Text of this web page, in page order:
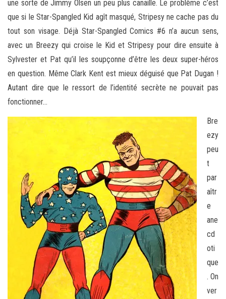
une sorte de Jimmy Olsen un peu plus canaille. Le problème c’est
que si le Star-Spangled Kid agît masqué, Stripesy ne cache pas du
tout son visage. Déjà Star-Spangled Comics #6 n’a aucun sens,
avec un Breezy qui croise le Kid et Stripesy pour dire ensuite à
Sylvester et Pat qu’il les soupçonne d’être les deux super-héros
en question. Même Clark Kent est mieux déguisé que Pat Dugan !
Autant dire que le ressort de l’identité secrète ne pouvait pas
fonctionner…
Bre
ezy
peu
t
par
aîtr
e
ane
cd
oti
que
. On
ver